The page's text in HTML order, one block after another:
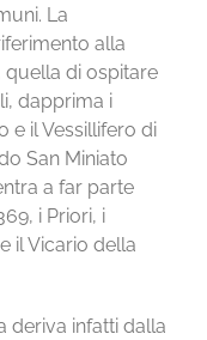
La
alla
quella di ospitare
dapprima i
e il Vessillifero di
San Miniato
a far parte
i Priori, i
il Vicario della
deriva infatti dalla